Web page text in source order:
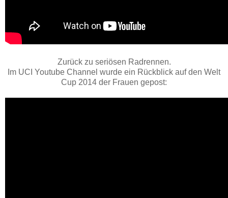
Zurück zu seriösen Radrennen.
Im UCI Youtube Channel wurde ein Rückblick auf den Welt
Cup 2014 der Frauen gepost: